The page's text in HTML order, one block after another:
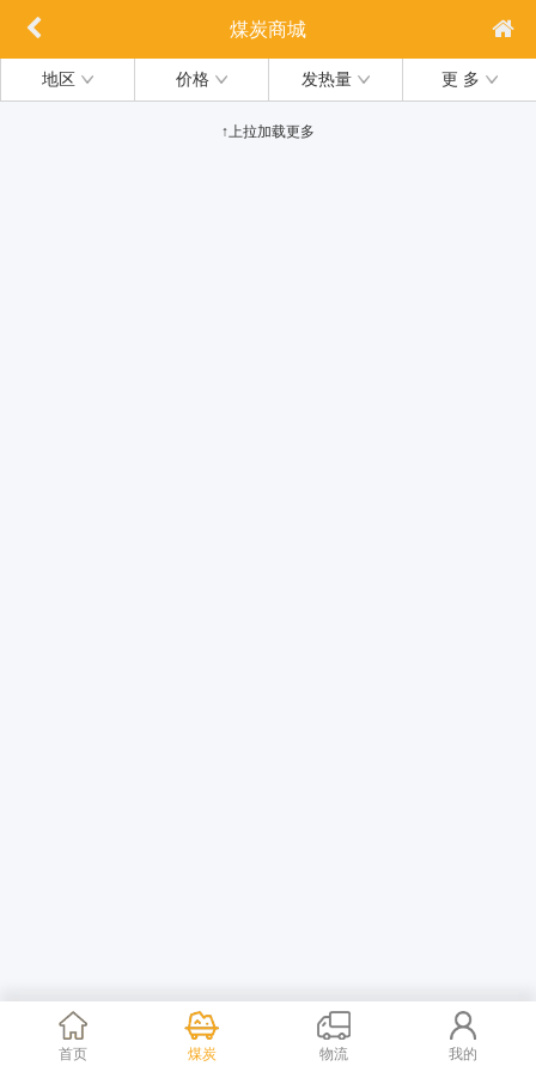
煤炭商城
地区 价格 发热量 更 多
↑上拉加载更多
首页 煤炭 物流 我的